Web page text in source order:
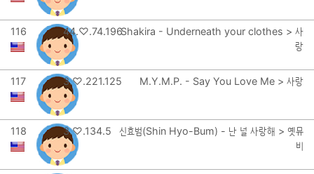
116 44.♡.74.196Shakira - Underneath your clothes > 사
랑
117 3.♡.221.125 M.Y.M.P. - Say You Love Me > 사랑
118 3.♡.134.5
신효범(Shin Hyo-Bum) - 난 널 사랑해 > 옛뮤
비